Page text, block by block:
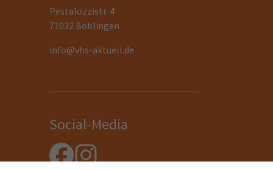
Pestalozzistr. 4
71032 Böblingen
info@vhs-aktuell.de
Social-Media